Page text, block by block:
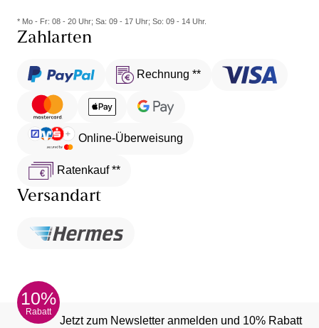
* Mo - Fr: 08 - 20 Uhr; Sa: 09 - 17 Uhr; So: 09 - 14 Uhr.
Zahlarten
Rechnung **
Online-Überweisung
Ratenkauf **
Versandart
10%
Rabatt
Jetzt zum Newsletter anmelden und 10% Rabatt